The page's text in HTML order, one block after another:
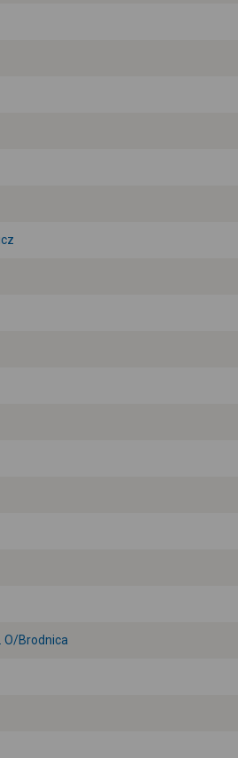
O/Brodnica